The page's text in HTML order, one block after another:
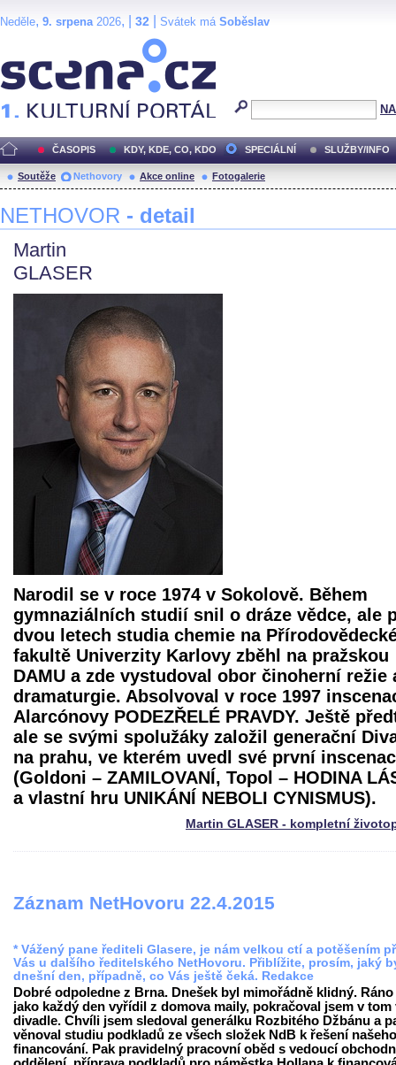
Neděle, 9. srpena2026, | 32 Svátek má Soběslav
ČASOPIS KDY, KDE, CO, KDO SPECIÁLNÍ SLUŽBY/INFO
Soutěže Nethovory Akce online Fotogalerie
NETHOVOR - detail
Martin
GLASER
Narodil se v roce 1974 v Sokolově. Během
gymnaziálních studií snil o dráze vědce, ale
dvou letech studia chemie na
fakultě Univerzity Karlovy zběhl na pražskou
DAMU a zde vystudoval obor činoherní režie
dramaturgie. Absolvoval v roce 1997
Alarcónovy PODEZŘELÉ PRAVDY. Ještě
ale se svými spolužáky založil generační
na prahu, ve kterém uvedl své první
(Goldoni – ZAMILOVANÍ, Topol – HODINA
a vlastní hru UNIKÁNÍ NEBOLI CYNISMUS).
Martin GLASER - kompletní
Záznam NetHovoru 22.4.2015
* Vážený pane řediteli Glasere, je nám velkou ctí a potěšením
Vás u dalšího ředitelského NetHovoru. Přiblížite, prosím, jaký
dnešní den, případně, co Vás ještě čeká. Redakce
Dobré odpoledne z Brna. Dnešek byl mimořádně klidný. Ráno
jako každý den vyřídil z domova maily, pokračoval jsem v tom
divadle. Chvíli jsem sledoval generálku Rozbitého Džbánu a
věnoval studiu podkladů ze všech složek NdB k řešení našeho
financování. Pak pravidelný pracovní oběd s vedoucí